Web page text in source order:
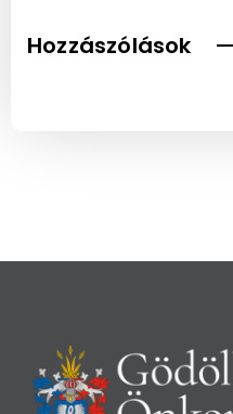
Hozzászólások